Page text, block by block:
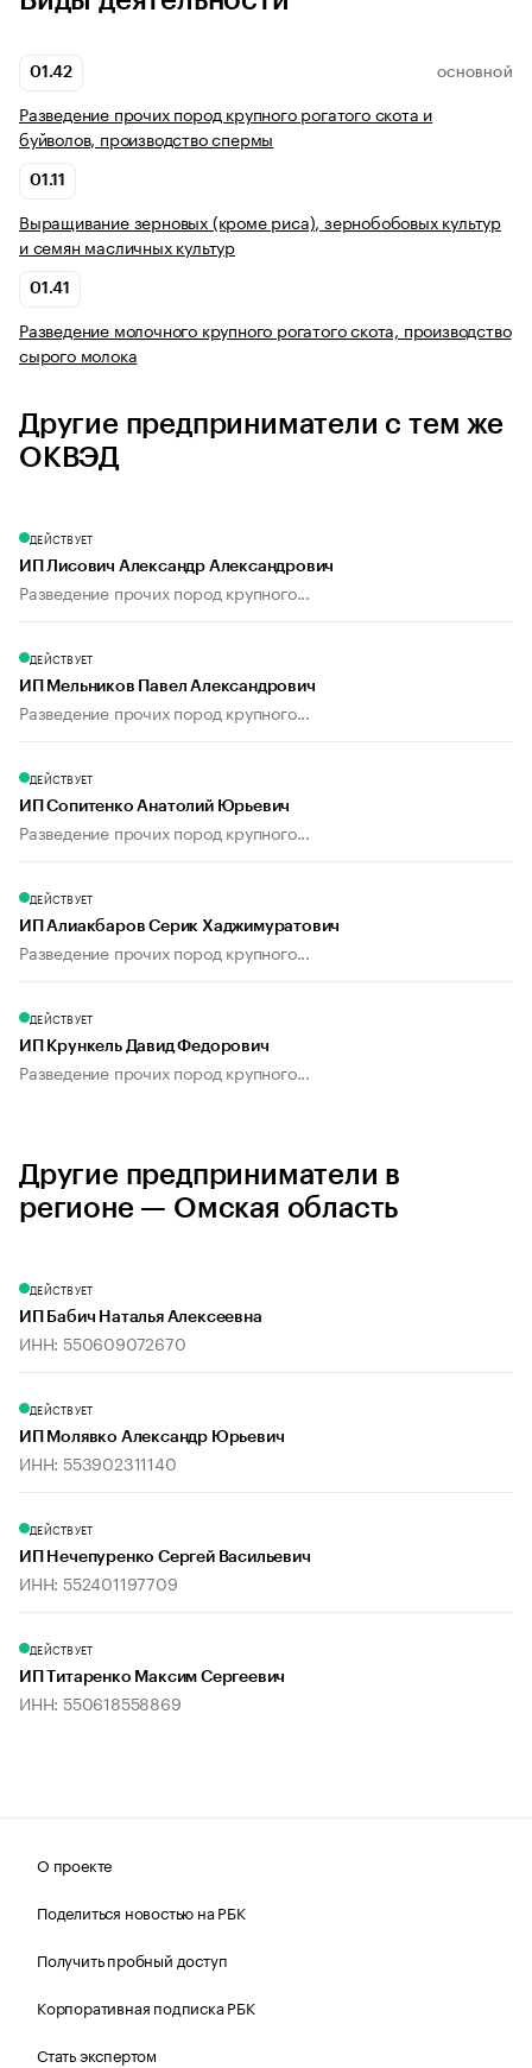
01.42 ОСНОВНОЙ
Разведение прочих пород крупного рогатого скота и
буйволов, производство спермы
01.11
Выращивание зерновых (кроме риса), зернобобовых культур
и семян масличных культур
01.41
Разведение молочного крупного рогатого скота, производство
сырого молока
Другие предприниматели с тем же
ОКВЭД
ДЕЙСТВУЕТ
ИП Лисович Александр Александрович
Разведение прочих пород крупного...
ДЕЙСТВУЕТ
ИП Мельников Павел Александрович
Разведение прочих пород крупного...
ДЕЙСТВУЕТ
ИП Сопитенко Анатолий Юрьевич
Разведение прочих пород крупного...
ДЕЙСТВУЕТ
ИП Алиакбаров Серик Хаджимуратович
Разведение прочих пород крупного...
ДЕЙСТВУЕТ
ИП Крункель Давид Федорович
Разведение прочих пород крупного...
Другие предприниматели в
регионе — Омская область
ДЕЙСТВУЕТ
ИП Бабич Наталья Алексеевна
ИНН: 550609072670
ДЕЙСТВУЕТ
ИП Молявко Александр Юрьевич
ИНН: 553902311140
ДЕЙСТВУЕТ
ИП Нечепуренко Сергей Васильевич
ИНН: 552401197709
ДЕЙСТВУЕТ
ИП Титаренко Максим Сергеевич
ИНН: 550618558869
О проекте
Поделиться новостью на РБК
Получить пробный доступ
Корпоративная подписка РБК
Стать экспертом